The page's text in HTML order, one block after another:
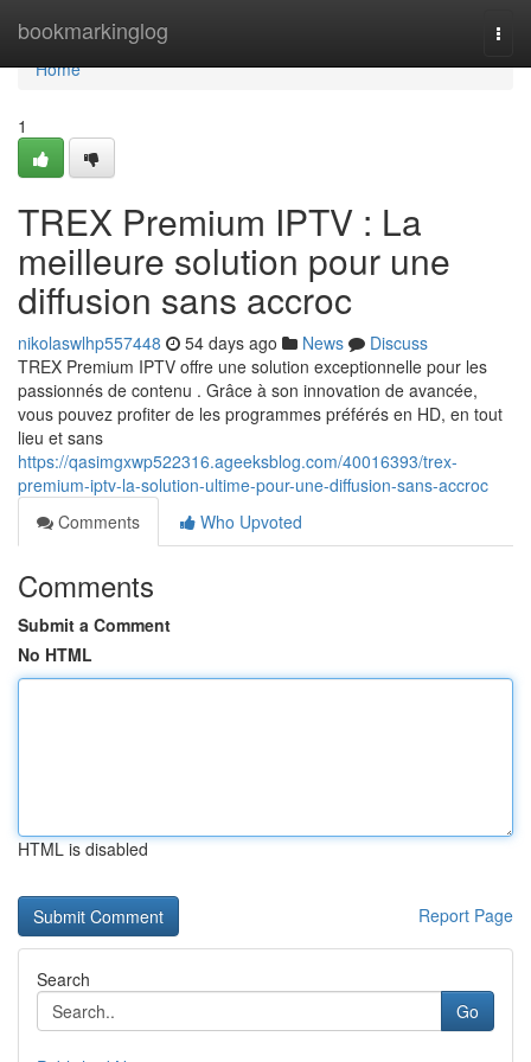
bookmarkinglog
Home
Home
1
TREX Premium IPTV : La
meilleure solution pour une
diffusion sans accroc
nikolaswlhp557448 54 days ago News
Discuss
TREX Premium IPTV offre une solution exceptionnelle pour les
passionnés de contenu . Grâce à son innovation de avancée,
vous pouvez profiter de les programmes préférés en HD, en tout
lieu et sans
https://qasimgxwp522316.ageeksblog.com/40016393/trex-
premium-iptv-la-solution-ultime-pour-une-diffusion-sans-accroc
Comments
Who Upvoted
Comments
Submit a Comment
No HTML
HTML is disabled
Report Page
Search
Go